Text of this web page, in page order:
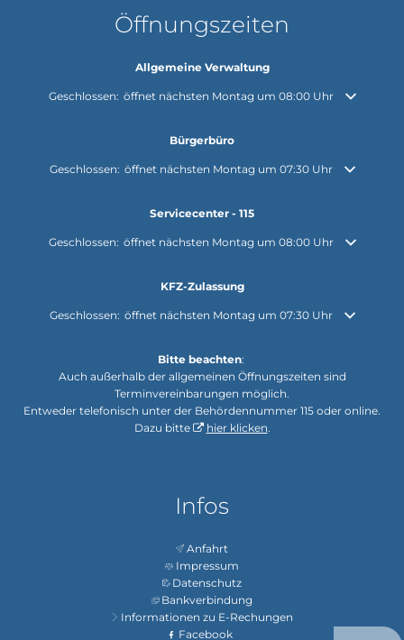
Öffnungszeiten
Allgemeine Verwaltung
Klicken, um weitere Öffnungs- oder Schließzeiten auszublenden
Geschlossen: öffnet nächsten Montag um 08:00 Uhr
Bürgerbüro
Klicken, um weitere Öffnungs- oder Schließzeiten auszublenden
Geschlossen: öffnet nächsten Montag um 07:30 Uhr
Servicecenter - 115
Klicken, um weitere Öffnungs- oder Schließzeiten auszublenden
Geschlossen: öffnet nächsten Montag um 08:00 Uhr
KFZ-Zulassung
Klicken, um weitere Öffnungs- oder Schließzeiten auszublenden
Geschlossen: öffnet nächsten Montag um 07:30 Uhr
Bitte beachten:
Auch außerhalb der allgemeinen Öffnungszeiten sind
Terminvereinbarungen möglich.
Entweder telefonisch unter der Behördennummer 115 oder online.
Dazu bitte
hier klicken.
Infos
Anfahrt
Impressum
Datenschutz
Bankverbindung
Informationen zu E-Rechungen
Facebook